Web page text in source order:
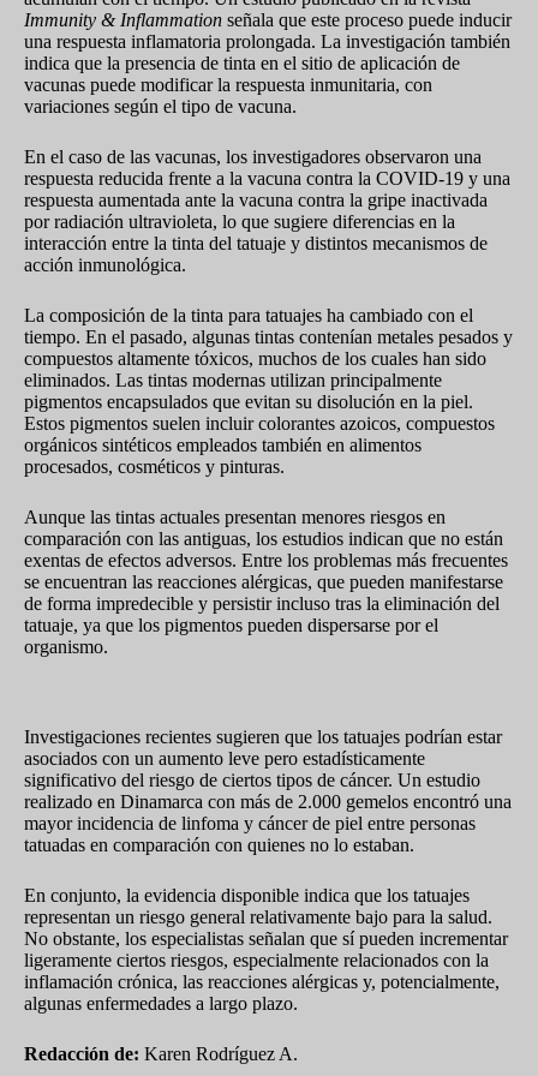
Immunity & Inflammation señala que este proceso puede inducir
una respuesta inflamatoria prolongada. La investigación también
indica que la presencia de tinta en el sitio de aplicación de
vacunas puede modificar la respuesta inmunitaria, con
variaciones según el tipo de vacuna.
En el caso de las vacunas, los investigadores observaron una
respuesta reducida frente a la vacuna contra la COVID-19 y una
respuesta aumentada ante la vacuna contra la gripe inactivada
por radiación ultravioleta, lo que sugiere diferencias en la
interacción entre la tinta del tatuaje y distintos mecanismos de
acción inmunológica.
La composición de la tinta para tatuajes ha cambiado con el
tiempo. En el pasado, algunas tintas contenían metales pesados y
compuestos altamente tóxicos, muchos de los cuales han sido
eliminados. Las tintas modernas utilizan principalmente
pigmentos encapsulados que evitan su disolución en la piel.
Estos pigmentos suelen incluir colorantes azoicos, compuestos
orgánicos sintéticos empleados también en alimentos
procesados, cosméticos y pinturas.
Aunque las tintas actuales presentan menores riesgos en
comparación con las antiguas, los estudios indican que no están
exentas de efectos adversos. Entre los problemas más frecuentes
se encuentran las reacciones alérgicas, que pueden manifestarse
de forma impredecible y persistir incluso tras la eliminación del
tatuaje, ya que los pigmentos pueden dispersarse por el
organismo.
Investigaciones recientes sugieren que los tatuajes podrían estar
asociados con un aumento leve pero estadísticamente
significativo del riesgo de ciertos tipos de cáncer. Un estudio
realizado en Dinamarca con más de 2.000 gemelos encontró una
mayor incidencia de linfoma y cáncer de piel entre personas
tatuadas en comparación con quienes no lo estaban.
En conjunto, la evidencia disponible indica que los tatuajes
representan un riesgo general relativamente bajo para la salud.
No obstante, los especialistas señalan que sí pueden incrementar
ligeramente ciertos riesgos, especialmente relacionados con la
inflamación crónica, las reacciones alérgicas y, potencialmente,
algunas enfermedades a largo plazo.
Redacción de: Karen Rodríguez A.